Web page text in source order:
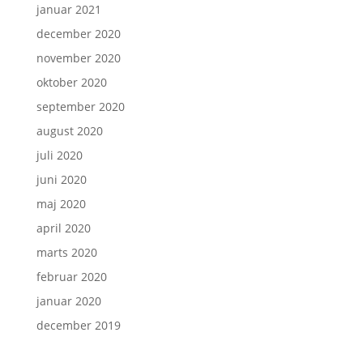
januar 2021
december 2020
november 2020
oktober 2020
september 2020
august 2020
juli 2020
juni 2020
maj 2020
april 2020
marts 2020
februar 2020
januar 2020
december 2019